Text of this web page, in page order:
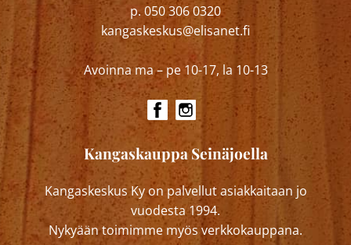
p. 050 306 0320
kangaskeskus@elisanet.fi
Avoinna ma – pe 10-17, la 10-13
Kangaskauppa Seinäjoella
Kangaskeskus Ky on palvellut asiakkaitaan jo
vuodesta 1994.
Nykyään toimimme myös verkkokauppana.